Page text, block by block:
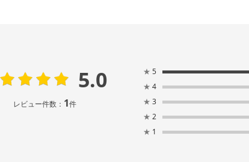
5.0
レビュー件数： 1件
★ 5
★ 4
★ 3
★ 2
★ 1